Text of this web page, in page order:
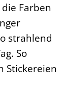
Farben
strahlend
So
Stickereien